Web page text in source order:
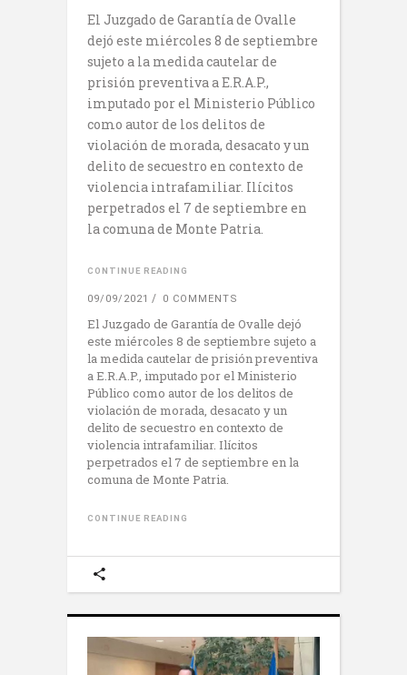
El Juzgado de Garantía de Ovalle
dejó este miércoles 8 de septiembre
sujeto a la medida cautelar de
prisión preventiva a E.R.A.P.,
imputado por el Ministerio Público
como autor de los delitos de
violación de morada, desacato y un
delito de secuestro en contexto de
violencia intrafamiliar. Ilícitos
perpetrados el 7 de septiembre en
la comuna de Monte Patria.
CONTINUE READING
09/09/2021 0 COMMENTS
El Juzgado de Garantía de Ovalle dejó
este miércoles 8 de septiembre sujeto a
la medida cautelar de prisión preventiva
a E.R.A.P., imputado por el Ministerio
Público como autor de los delitos de
violación de morada, desacato y un
delito de secuestro en contexto de
violencia intrafamiliar. Ilícitos
perpetrados el 7 de septiembre en la
comuna de Monte Patria.
CONTINUE READING